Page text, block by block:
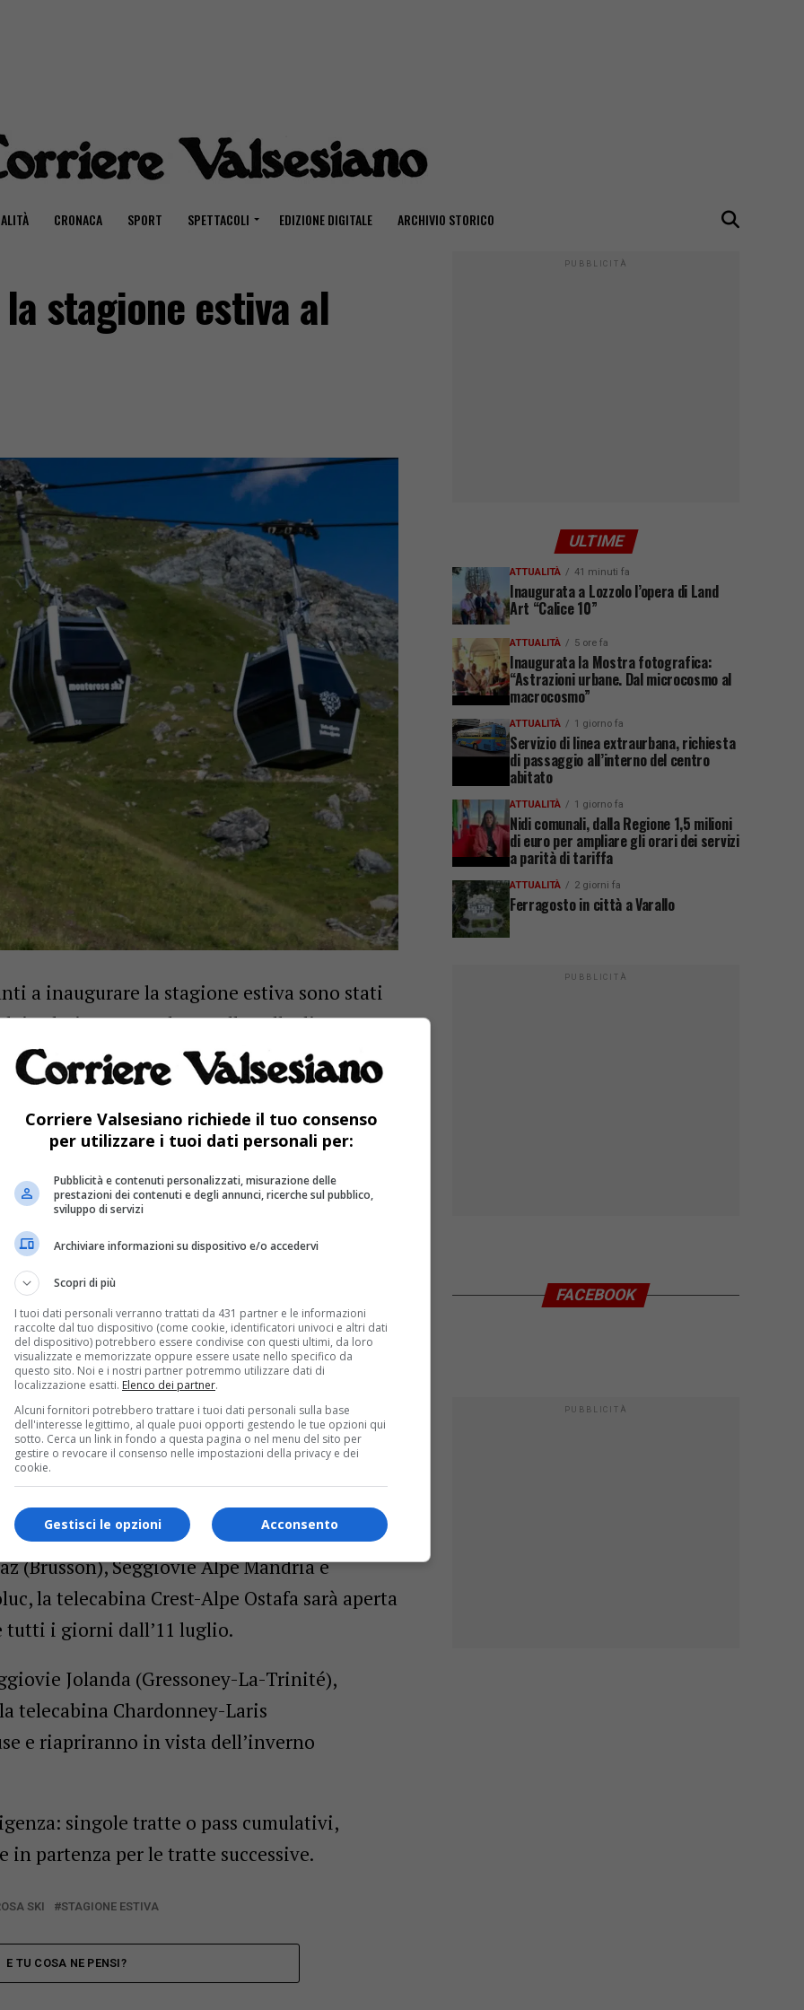
CRONACA SPORT SPETTACOLI EDIZIONE DIGITALE ARCHIVIO STORICO
stagione estiva al
a inaugurare la stagione estiva sono stati
Salati-Punta Indren nella Valle di
anche da Alagna fino al ghiacciaio di
estiva al Monterosa Ski
In questo fine settima e il 13/14 giugno,
Staffal-Sant’Anna e la seggiovia
comodamente il Rifugio Quintino
anche la funicolare Frachey-Alpe
Crest, con servizio continuo anche nelle
via all’estate in Valle d’Ayas. Sempre il 27 e
a Gressoney-Saint-Jean aprirà in
Durante i weekend di luglio e tutti i giorni
Seggiovia Weissmatten (Gressoney-Saint-
(Brusson), Seggiovie Alpe Mandria e
la telecabina Crest-Alpe Ostafa sarà aperta
tutti i giorni dall’11 luglio.
Jolanda (Gressoney-La-Trinité),
telecabina Chardonney-Laris
e riapriranno in vista dell’inverno
singole tratte o pass cumulativi,
partenza per le tratte successive.
SKI STAGIONE ESTIVA
E TU COSA NE PENSI?
PUBBLICITÀ
ULTIME
ATTUALITÀ 41 minuti fa
Inaugurata a Lozzolo l’opera di Land
Art “Calice 10”
ATTUALITÀ 5 ore fa
Inaugurata la Mostra fotografica:
“Astrazioni urbane. Dal microcosmo al
macrocosmo”
ATTUALITÀ 1 giorno fa
Servizio di linea extraurbana, richiesta
di passaggio all’interno del centro
abitato
ATTUALITÀ 1 giorno fa
Nidi comunali, dalla Regione 1,5 milioni
di euro per ampliare gli orari dei servizi
a parità di tariffa
ATTUALITÀ 2 giorni fa
Ferragosto in città a Varallo
PUBBLICITÀ
FACEBOOK
PUBBLICITÀ
Corriere Valsesiano richiede il tuo consenso
per utilizzare i tuoi dati personali per:
Pubblicità e contenuti personalizzati, misurazione delle
prestazioni dei contenuti e degli annunci, ricerche sul pubblico,
sviluppo di servizi
Archiviare informazioni su dispositivo e/o accedervi
Scopri di più
I tuoi dati personali verranno trattati da 431 partner e le informazioni
raccolte dal tuo dispositivo (come cookie, identificatori univoci e altri dati
del dispositivo) potrebbero essere condivise con questi ultimi, da loro
visualizzate e memorizzate oppure essere usate nello specifico da
questo sito. Noi e i nostri partner potremmo utilizzare dati di
localizzazione esatti. Elenco dei partner.
Alcuni fornitori potrebbero trattare i tuoi dati personali sulla base
dell'interesse legittimo, al quale puoi opporti gestendo le tue opzioni qui
sotto. Cerca un link in fondo a questa pagina o nel menu del sito per
gestire o revocare il consenso nelle impostazioni della privacy e dei
cookie.
Acconsento
Gestisci le opzioni